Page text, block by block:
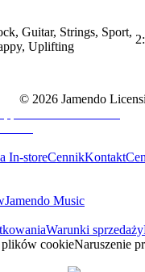
Guitar, Strings, Sport,
Uplifting
© 2026 Jamendo
In-storeCennikKontakt
Jamendo Music
Warunki sprzedaży
cookieNaruszenie